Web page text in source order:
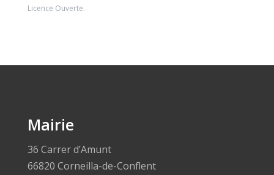
Licence Ouverte.
Mairie
36 Carrer d’Amunt
66820 Corneilla-de-Conflent